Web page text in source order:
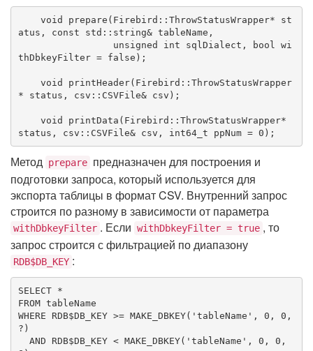
void prepare (Firebird::ThrowStatusWrapper* st
atus, const std :: string& tableName,
unsigned
int sqlDialect, bool
wi
thDbkeyFilter = false ) ;
void printHeader(Firebird::ThrowStatusWrapper
* status, csv::CSVFile& csv) ;
void printData (Firebird::ThrowStatusWrapper*
status, csv::CSVFile& csv, int64_t ppNum = 0 ) ;
Метод prepare предназначен для построения и
подготовки запроса, который используется для
экспорта таблицы в формат CSV. Внутренний запрос
строится по разному в зависимости от параметра
withDbkeyFilter . Если withDbkeyFilter = true , то
запрос строится с фильтрацией по диапазону
RDB$DB_KEY :
SELECT
FROM
WHERE RDB$DB_KEY >= MAKE_DBKEY( 'tableName' , 0 , 0 ,
?)
AND RDB$DB_KEY < MAKE_DBKEY( 'tableName' , 0 , 0 ,